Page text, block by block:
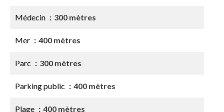
Médecin 300 mètres
Mer 400 mètres
Parc 300 mètres
Parking public 400 mètres
Plage 400 mètres